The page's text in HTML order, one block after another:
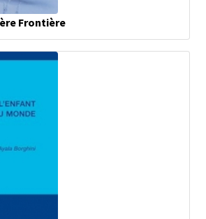
Frontière